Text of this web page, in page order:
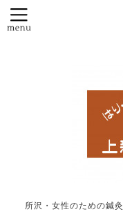
所沢・女性のための鍼